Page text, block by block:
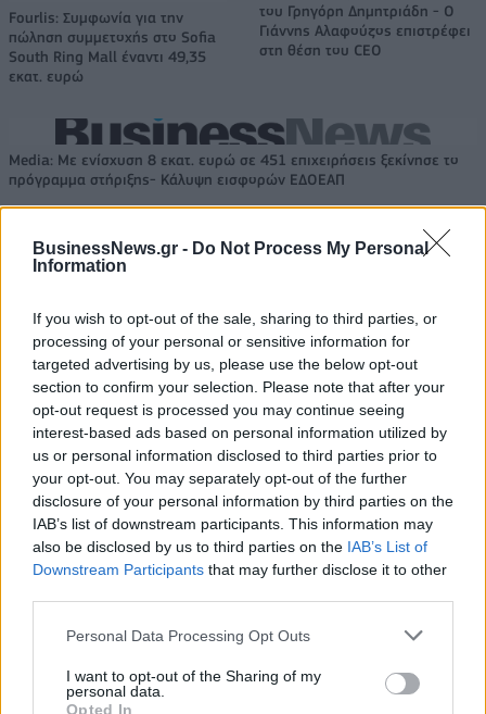
BusinessNews.gr - Do Not Process My Personal
Information
If you wish to opt-out of the sale, sharing to third parties, or
processing of your personal or sensitive information for
targeted advertising by us, please use the below opt-out
section to confirm your selection. Please note that after your
opt-out request is processed you may continue seeing
interest-based ads based on personal information utilized by
us or personal information disclosed to third parties prior to
your opt-out. You may separately opt-out of the further
disclosure of your personal information by third parties on the
IAB’s list of downstream participants. This information may
also be disclosed by us to third parties on the IAB’s List of
Downstream Participants that may further disclose it to other
Personal Data Processing Opt Outs
I want to opt-out of the Sharing of my
personal data.
Opted In
Fourlis: Συμφωνία για την
πώληση συμμετοχής στο Sofia
South Ring Mall έναντι 49,35
εκατ. ευρώ
του Γρηγόρη Δημητριάδη - Ο
Γιάννης Αλαφούζος επιστρέφει
στη θέση του CEO
Media: Με ενίσχυση 8 εκατ. ευρώ σε 451 επιχειρήσεις ξεκίνησε το
πρόγραμμα στήριξης- Κάλυψη εισφορών ΕΔΟΕΑΠ
Η Toyota φέρνει νέα γενιά
Σε κινεζική… πολιορκία η
Νέο Audi A2 e-tron με στόχο την κορυφή της αποδοτικότητας
«Η οικογένεια Μπας φέρεται να
βρίσκεται κοντά στην απόκτηση
της Βιλερμπάν»
Εθνική Παίδων: Κόντρα στη
Γεωργία για την πρώτη νίκη στο
Ευρωμπάσκετ U16 (live stream)